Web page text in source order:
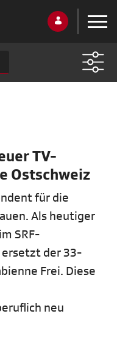
TV-
Ostschweiz
für die
Als heutiger
SRF-
ersetzt der 33-
Frei. Diese
neu